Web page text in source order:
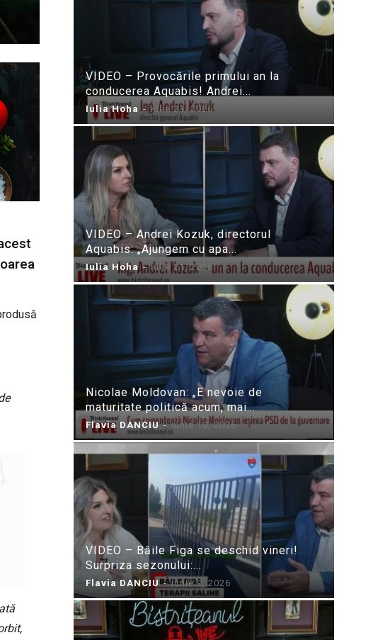
VIDEO – Provocările primului an la
conducerea Aquabis! Andrei...
Iulia Hoha - iulie 21, 2026
VIDEO – Andrei Kozuk, directorul
Aquabis: „Ajungem cu apa...
Iulia Hoha - iulie 21, 2026
Nicolae Moldovan: „E nevoie de
maturitate politică acum, mai...
Flavia DANCIU - iunie 10, 2026
VIDEO – Băile Figa se deschid vineri!
Surpriza sezonului:...
Flavia DANCIU - iunie 9, 2026